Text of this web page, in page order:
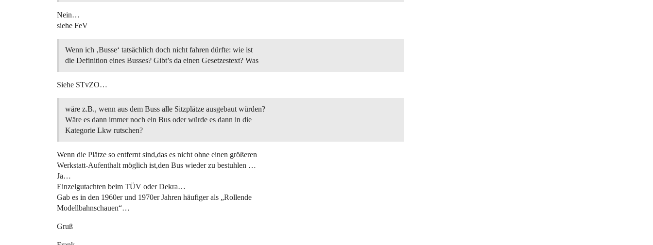
Nein…
siehe FeV
Wenn ich ‚Busse‘ tatsächlich doch nicht fahren dürfte: wie ist
die Definition eines Busses? Gibt’s da einen Gesetzestext? Was
Siehe STvZO…
wäre z.B., wenn aus dem Buss alle Sitzplätze ausgebaut würden?
Wäre es dann immer noch ein Bus oder würde es dann in die
Kategorie Lkw rutschen?
Wenn die Plätze so entfernt sind,das es nicht ohne einen größeren
Werkstatt-Aufenthalt möglich ist,den Bus wieder zu bestuhlen …
Ja…
Einzelgutachten beim TÜV oder Dekra…
Gab es in den 1960er und 1970er Jahren häufiger als „Rollende
Modellbahnschauen“…
Gruß